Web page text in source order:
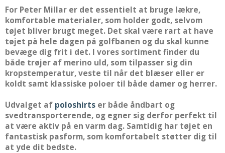
For Peter Millar er det essentielt at bruge lækre,
komfortable materialer, som holder godt, selvom
tøjet bliver brugt meget. Det skal være rart at have
tøjet på hele dagen på golfbanen og du skal kunne
bevæge dig frit i det. I vores sortiment finder du
både trøjer af merino uld, som tilpasser sig din
kropstemperatur, veste til når det blæser eller er
koldt samt klassiske poloer til både damer og herrer.
Udvalget af poloshirts er både åndbart og
svedtransporterende, og egner sig derfor perfekt til
at være aktiv på en varm dag. Samtidig har tøjet en
fantastisk pasform, som komfortabelt støtter dig til
at yde dit bedste.